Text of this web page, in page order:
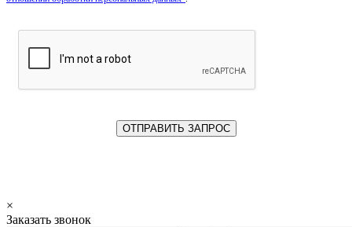
×
Заказать звонок